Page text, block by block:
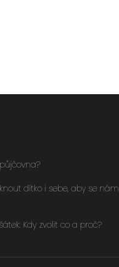
dítko i sebe, aby se nám
Kdy zvolit co a proč?